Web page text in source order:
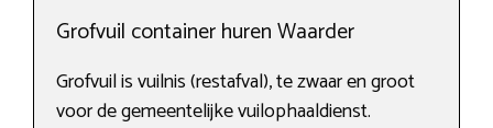
Grofvuil container huren Waarder
Grofvuil is vuilnis (restafval), te zwaar en groot
voor de gemeentelijke vuilophaaldienst.